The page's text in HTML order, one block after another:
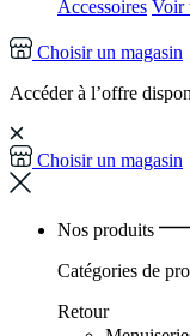
Accessoires Voir
Choisir un magasin
Accéder à l’offre
Choisir un magasin
Nos produits
Catégories de
Retour